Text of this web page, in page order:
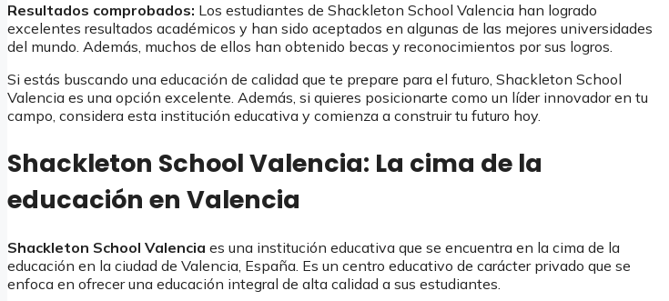
Resultados comprobados: Los estudiantes de Shackleton School Valencia han logrado
excelentes resultados académicos y han sido aceptados en algunas de las mejores universidades
del mundo. Además, muchos de ellos han obtenido becas y reconocimientos por sus logros.
Si estás buscando una educación de calidad que te prepare para el futuro, Shackleton School
Valencia es una opción excelente. Además, si quieres posicionarte como un líder innovador en tu
campo, considera esta institución educativa y comienza a construir tu futuro hoy.
Shackleton School Valencia: La cima de la
educación en Valencia
Shackleton School Valencia es una institución educativa que se encuentra en la cima de la
educación en la ciudad de Valencia, España. Es un centro educativo de carácter privado que se
enfoca en ofrecer una educación integral de alta calidad a sus estudiantes.